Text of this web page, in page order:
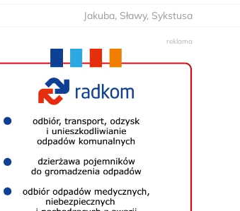
Jakuba, Sławy, Sykstusa